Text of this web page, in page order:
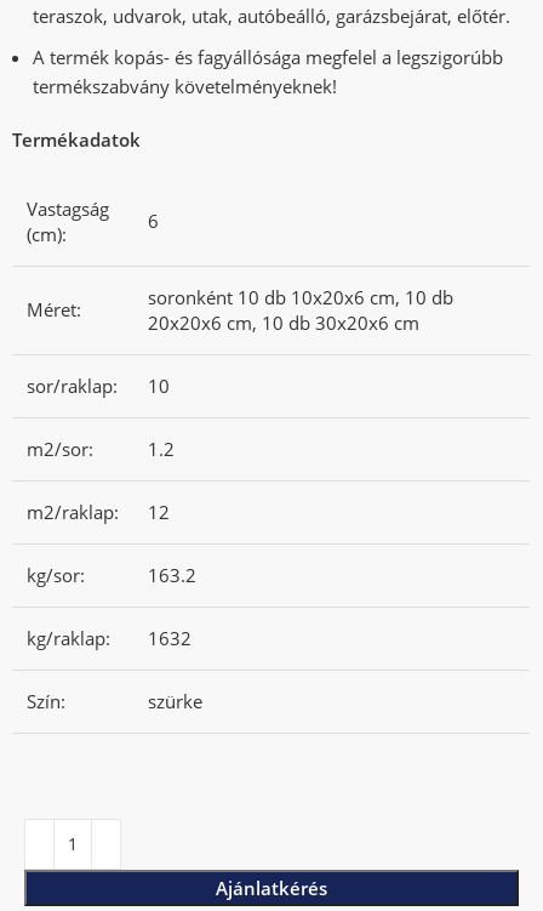
teraszok, udvarok, utak, autóbeálló, garázsbejárat, előtér.
A termék kopás- és fagyállósága megfelel a legszigorúbb
termékszabvány követelményeknek!
Termékadatok
Vastagság
(cm):
6
Méret:
soronként 10 db 10x20x6 cm, 10 db
20x20x6 cm, 10 db 30x20x6 cm
sor/raklap: 10
m2/sor: 1.2
m2/raklap: 12
kg/sor: 163.2
kg/raklap: 1632
Szín: szürke
Ajánlatkérés